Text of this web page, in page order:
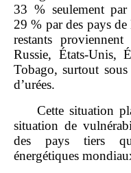
33 % seulement
29 % par des pays
restants
Russie, États‑Unis,
Tobago, surtout
d’urées.
Cette situation
situation de
des pays tiers
énergétiques